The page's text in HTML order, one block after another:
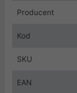
Producent
Kod
SKU
EAN